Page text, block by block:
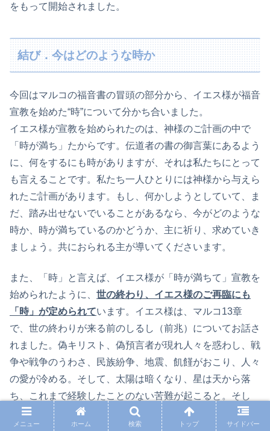
をもって開始されました。
結び．今はどのような時か
今回はマルコの福音書の冒頭の部分から、イエス様が福音
宣教を始めた“時”について分かち合いました。
イエス様が宣教を始められたのは、神様のご計画の中で
「時が満ち」たからです。伝道者の書の御言葉にあるよう
に、何をするにも時がありますが、それは私たちにとって
も言えることです。私たち一人ひとりには神様から与えら
れたご計画があります。もし、何かしようとしていて、ま
だ、踏み出せないでいることがあるなら、今がどのような
時か、時が満ちているのかどうか、主に祈り、求めていき
ましょう。共におられる主が導いてくださいます。
また、「時」と言えば、イエス様が「時が満ちて」宣教を
始められたように、 世の終わり、イエス様のご再臨にも
「時」が定められています。イエス様は、マルコ13章
で、世の終わりが来る前のしるし（前兆）についてお話さ
れました。偽キリスト、偽預言者が現れ人々を惑わし、戦
争や戦争のうわさ、民族紛争、地震、飢饉がおこり、人々
の愛が冷める。そして、太陽は暗くなり、星は天から落
ち、これまで経験したことのない苦難が起こると。そし
て、「これらのことが起こるのを見たら、人の子が戸口ま
メニュー ホーム 検索 トップ サイドバー